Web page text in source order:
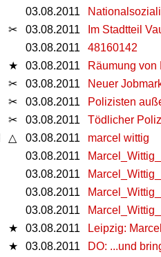
03.08.2011
✂ 03.08.2011
Im Stadtteil
03.08.2011
48160142
★ 03.08.2011
Räumung
✂ 03.08.2011
Neuer
✂ 03.08.2011
Polizisten
✂ 03.08.2011
Tödlicher
△ 03.08.2011
marcel wittig
03.08.2011
03.08.2011
03.08.2011
03.08.2011
★ 03.08.2011
Leipzig:
★ 03.08.2011
DO: ...und